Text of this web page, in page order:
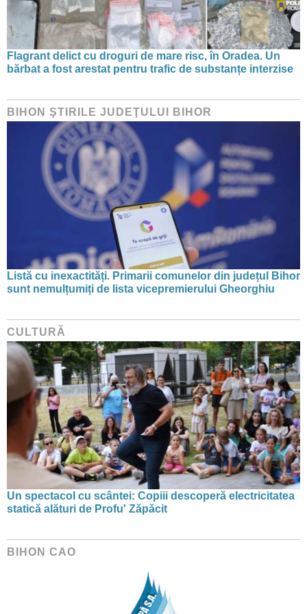
Flagrant delict cu droguri de mare risc, în Oradea. Un
bărbat a fost arestat pentru trafic de substanțe interzise
BIHON ŞTIRILE JUDEŢULUI BIHOR
Listă cu inexactități. Primarii comunelor din județul Bihor
sunt nemulțumiți de lista vicepremierului Gheorghiu
CULTURĂ
Un spectacol cu scântei: Copiii descoperă electricitatea
statică alături de Profu' Zăpăcit
BIHON CAO